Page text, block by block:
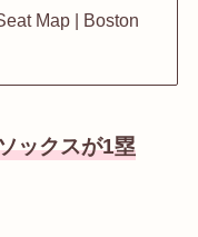
Map | Boston
ックスが1塁